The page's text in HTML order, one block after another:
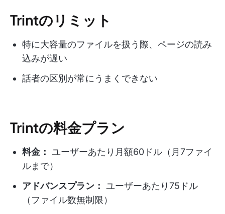
Trintのリミット
特に大容量のファイルを扱う際、ページの読み
込みが遅い
話者の区別が常にうまくできない
Trintの料金プラン
料金： ユーザーあたり月額60ドル（月7ファイ
ルまで）
アドバンスプラン： ユーザーあたり75ドル
（ファイル数無制限）